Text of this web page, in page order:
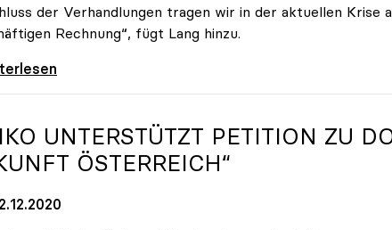
der Verhandlungen tragen wir in der aktuellen Krise
Rechnung“, fügt Lang hinzu.
Gehälter steigen um 1,45 Prozent
UNTERSTÜTZT PETITION ZU
ÖSTERREICH“